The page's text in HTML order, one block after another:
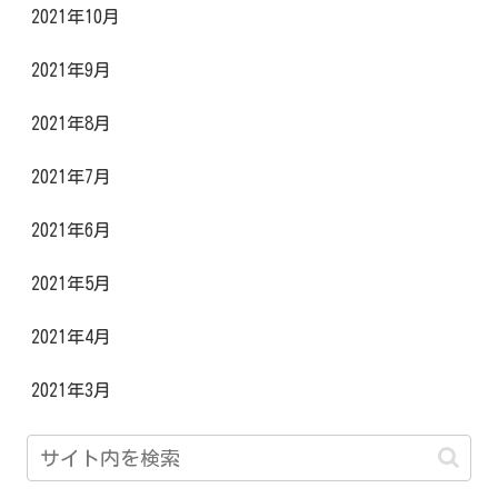
2021年10月
2021年9月
2021年8月
2021年7月
2021年6月
2021年5月
2021年4月
2021年3月